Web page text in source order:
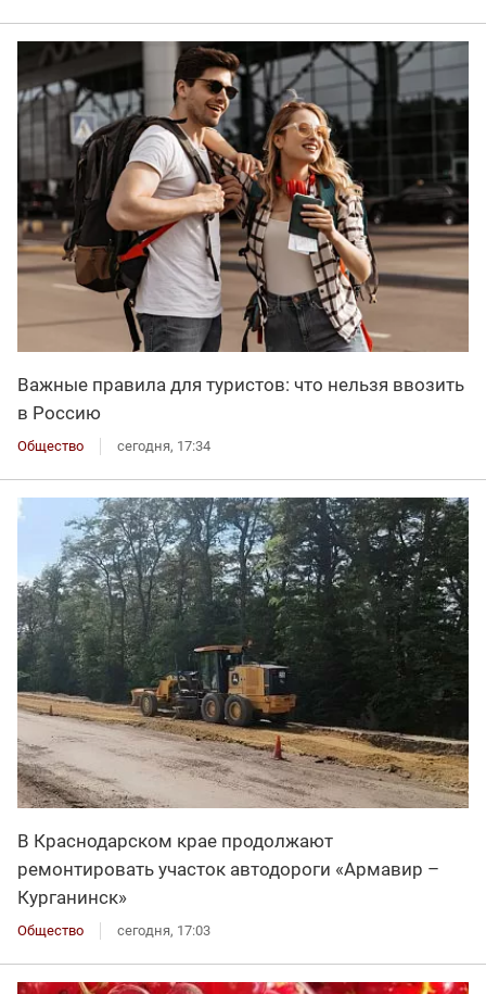
Важные правила для туристов: что нельзя ввозить
в Россию
Общество сегодня, 17:34
В Краснодарском крае продолжают
ремонтировать участок автодороги «Армавир –
Курганинск»
Общество сегодня, 17:03